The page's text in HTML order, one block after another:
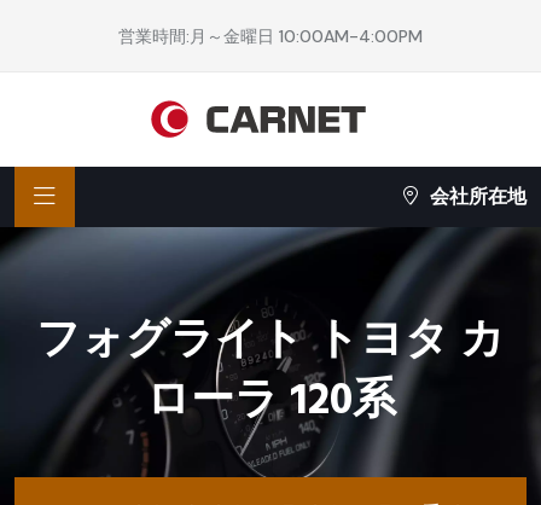
営業時間:月～金曜日 10:00AM-4:00PM
会社所在地
フォグライト トヨタ カ
ローラ 120系